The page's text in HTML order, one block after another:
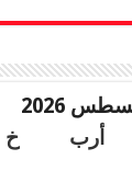
2026
أرب خ